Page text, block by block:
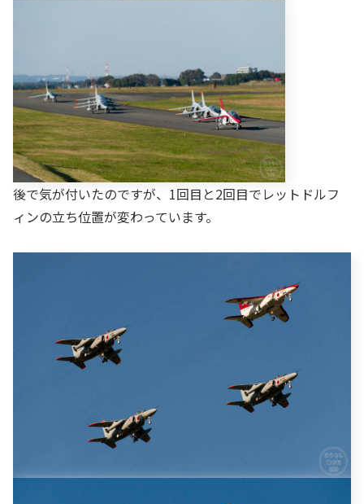
後で気が付いたのですが、1回目と2回目でレットドルフ
ィンの立ち位置が変わっています。